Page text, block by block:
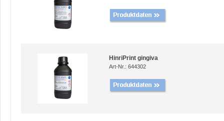
HinriPrint gingiva
Art-Nr.: 644302